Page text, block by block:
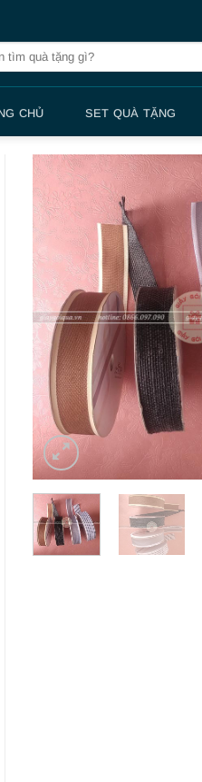
CHỦ SET QUÀ TẶNG